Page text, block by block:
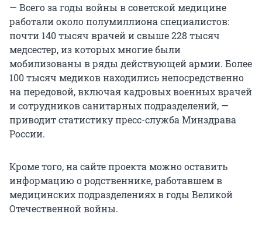
— Всего за годы войны в советской медицине
работали около полумиллиона специалистов:
почти 140 тысяч врачей и свыше 228 тысяч
медсестер, из которых многие были
мобилизованы в ряды действующей армии. Более
100 тысяч медиков находились непосредственно
на передовой, включая кадровых военных врачей
и сотрудников санитарных подразделений, —
приводит статистику пресс-служба Минздрава
России.
Кроме того, на сайте проекта можно оставить
информацию о родственнике, работавшем в
медицинских подразделениях в годы Великой
Отечественной войны.